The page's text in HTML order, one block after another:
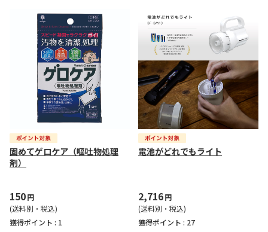
固めてゲロケア（嘔吐物処理
剤）
150円
(送料別・税込)
獲得ポイント : 1
電池がどれでもライト
2,716円
(送料別・税込)
獲得ポイント : 27